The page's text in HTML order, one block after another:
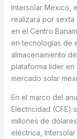
Intersolar Mexico,
realizará por sexta
en el Centro
en tecnologías de
almacenamiento
plataforma líder
mercado solar
En el marco del
Electricidad (CFE)
millones de
eléctrica,